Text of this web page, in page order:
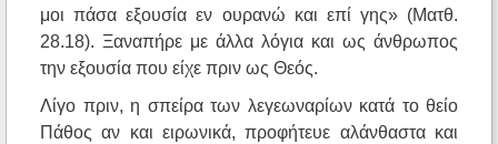
μοι πάσα εξουσία εν ουρανώ και επί γης» (Ματθ.
28.18). Ξαναπήρε με άλλα λόγια και ως άνθρωπος
την εξουσία που είχε πριν ως Θεός.
Λίγο πριν, η σπείρα των λεγεωναρίων κατά το θείο
Πάθος αν και ειρωνικά, προφήτευε αλάνθαστα και